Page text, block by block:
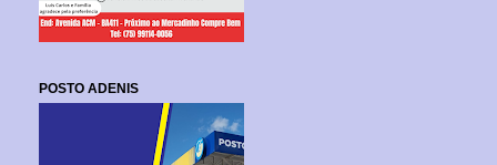
POSTO ADENIS